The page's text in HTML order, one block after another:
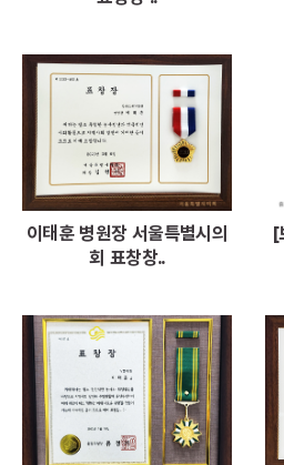
이태훈 병원장 서울특별시의
회 표창창..
[